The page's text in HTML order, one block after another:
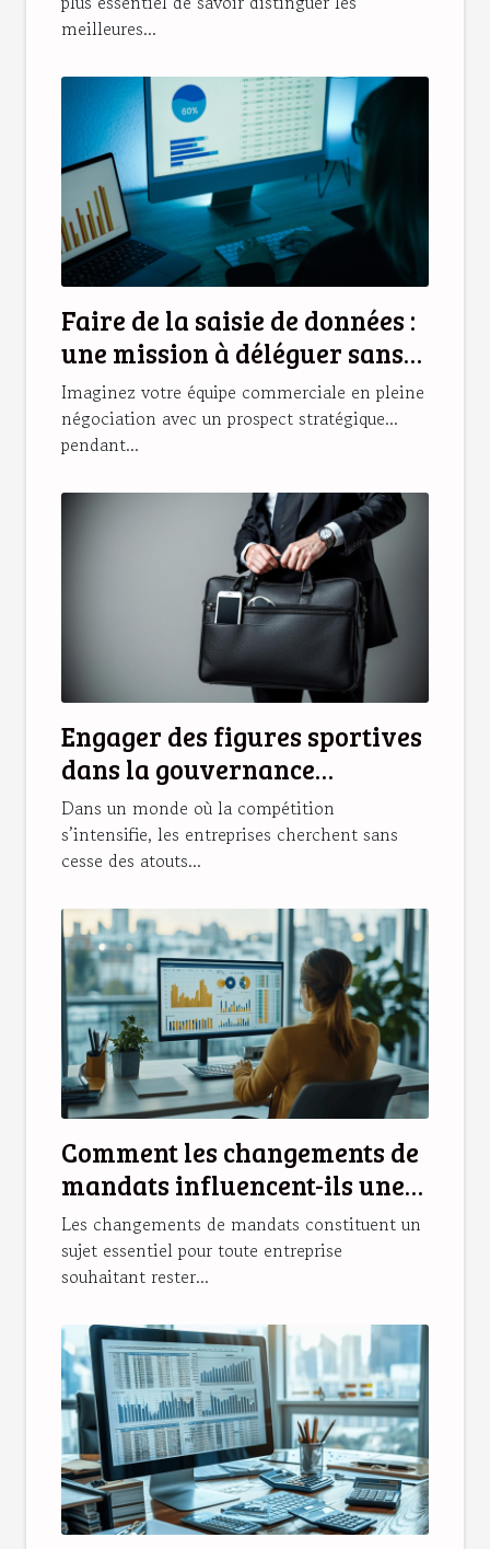
meilleures...
Faire de la saisie de données :
une mission à déléguer sans
hésiter !
Imaginez votre équipe commerciale en pleine
négociation avec un prospect stratégique...
pendant...
Engager des figures sportives
dans la gouvernance
d'entreprise : analyse des
bénéfices
Dans un monde où la compétition
s’intensifie, les entreprises cherchent sans
cesse des atouts...
Comment les changements de
mandats influencent-ils une
entreprise ?
Les changements de mandats constituent un
sujet essentiel pour toute entreprise
souhaitant rester...